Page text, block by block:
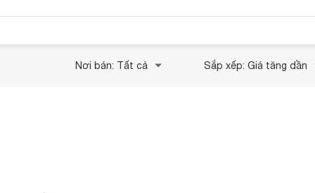
Nơi bán: Tất cả Sắp xếp: Giá tăng dần